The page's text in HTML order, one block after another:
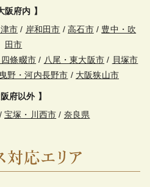
阪府内 】
市 / 岸和田市 /高石市/ 豊中・吹
田市
條畷市 / 八尾・東大阪市 / 貝塚市
野・河内長野市 / 大阪狭山市
阪府以外 】
/ 宝塚・川西市 / 奈良県